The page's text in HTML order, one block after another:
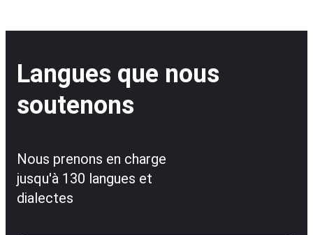
Langues que nous
soutenons
Nous prenons en charge
jusqu'à 130 langues et
dialectes